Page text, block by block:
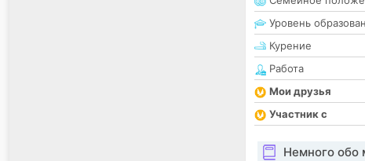
Уровень
Курение
Работа
Мои друзья
Участник с
Немного обо